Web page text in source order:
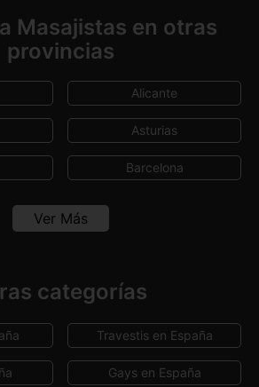
Masajistas en otras
provincias
Alicante
Asturias
Barcelona
Ver Más
categorías
Travestis en España
Gays en España